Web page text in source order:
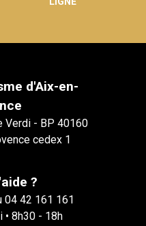
d'Aix-en-
Verdi - BP 40160
cedex 1
?
04 42 161 161
• 8h30 - 18h